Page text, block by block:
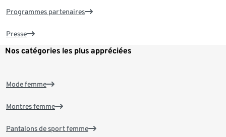
Programmes partenaires
Presse
Nos catégories les plus appréciées
Mode femme
Montres femme
Pantalons de sport femme